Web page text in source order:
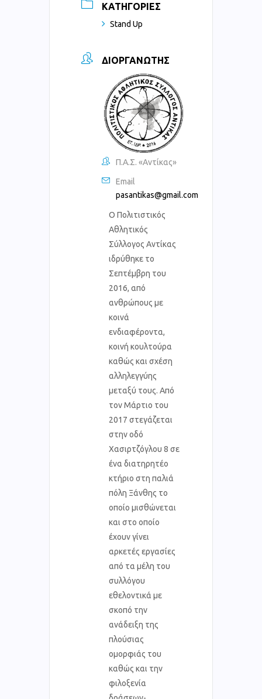
ΚΑΤΗΓΟΡΊΕΣ
Stand Up
ΔΙΟΡΓΑΝΩΤΉΣ
Π.Α.Σ. «Αντίκας»
Email
pasantikas@gmail.com
Ο Πολιτιστικός
Αθλητικός
Σύλλογος Αντίκας
ιδρύθηκε το
Σεπτέμβρη του
2016, από
ανθρώπους με
κοινά
ενδιαφέροντα,
κοινή κουλτούρα
καθώς και σχέση
αλληλεγγύης
μεταξύ τους. Από
τον Μάρτιο του
2017 στεγάζεται
στην οδό
Χασιρτζόγλου 8 σε
ένα διατηρητέο
κτήριο στη παλιά
πόλη Ξάνθης το
οποίο μισθώνεται
και στο οποίο
έχουν γίνει
αρκετές εργασίες
από τα μέλη του
συλλόγου
εθελοντικά με
σκοπό την
ανάδειξη της
πλούσιας
ομορφιάς του
καθώς και την
φιλοξενία